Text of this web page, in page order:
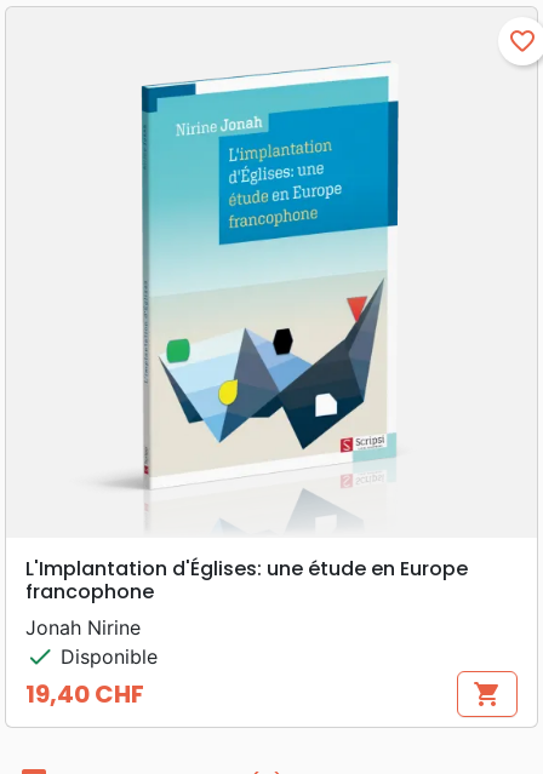
favorite_border
L'Implantation d'Églises: une étude en Europe
francophone
Jonah Nirine
check Disponible
Prix
19,40 CHF shopping_cart